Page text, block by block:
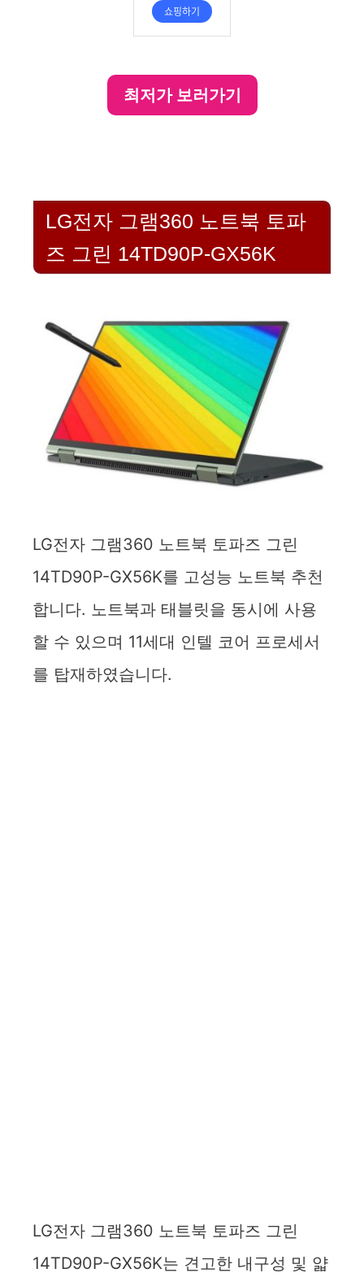
최저가 보러가기
LG전자 그램360 노트북 토파
즈 그린 14TD90P-GX56K
LG전자 그램360 노트북 토파즈 그린
14TD90P-GX56K를 고성능 노트북 추천
합니다. 노트북과 태블릿을 동시에 사용
할 수 있으며 11세대 인텔 코어 프로세서
를 탑재하였습니다.
LG전자 그램360 노트북 토파즈 그린
14TD90P-GX56K는 견고한 내구성 및 얇